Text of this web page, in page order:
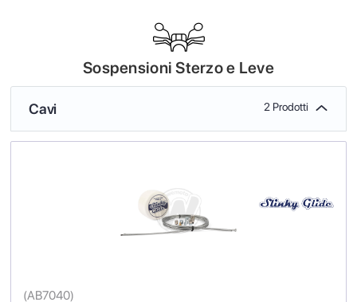
Sospensioni Sterzo e Leve
Cavi 2 Prodotti
(AB7040)